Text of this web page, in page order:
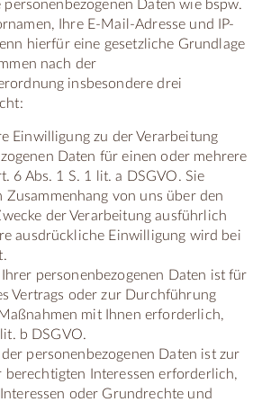
Daten wie bspw.
Ihre E-Mail-Adresse und IP-
hierfür eine gesetzliche Grundlage
nach der
insbesondere drei
Einwilligung zu der Verarbeitung
Daten für einen oder mehrere
6 Abs. 1 S. 1 lit. a DSGVO. Sie
Zusammenhang von uns über den
der Verarbeitung ausführlich
ausdrückliche Einwilligung wird bei
personenbezogenen Daten ist für
Vertrags oder zur Durchführung
mit Ihnen erforderlich,
b DSGVO.
personenbezogenen Daten ist zur
berechtigten Interessen erforderlich,
oder Grundrechte und